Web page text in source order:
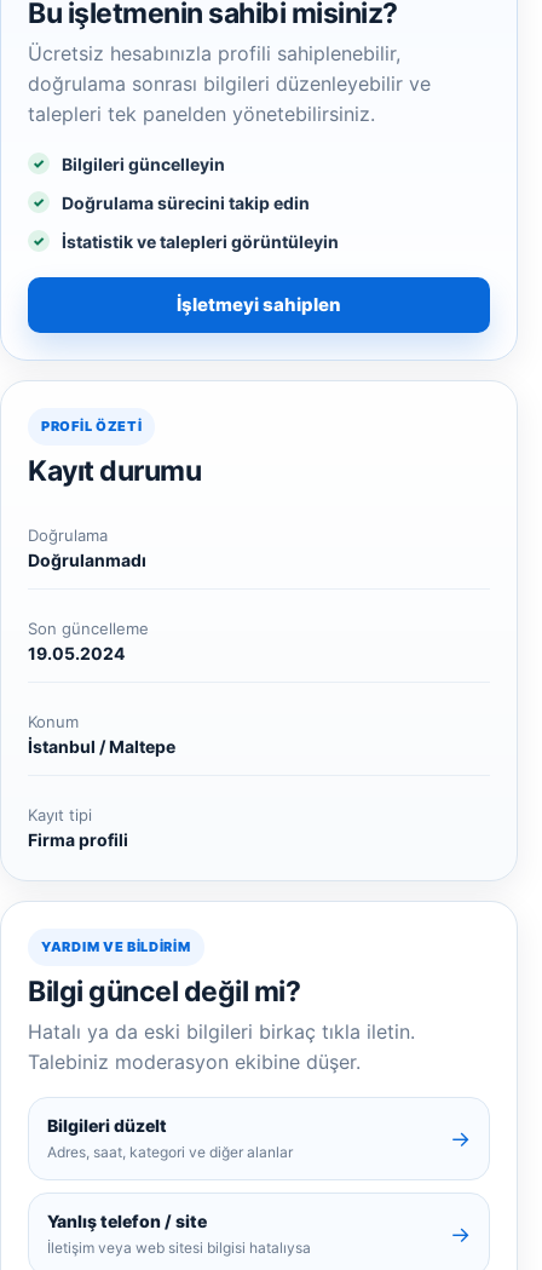
Bu işletmenin sahibi misiniz?
Ücretsiz hesabınızla profili sahiplenebilir,
doğrulama sonrası bilgileri düzenleyebilir ve
talepleri tek panelden yönetebilirsiniz.
Bilgileri güncelleyin
Doğrulama sürecini takip edin
İstatistik ve talepleri görüntüleyin
İşletmeyi sahiplen
PROFIL ÖZETI
Kayıt durumu
Doğrulama
Doğrulanmadı
Son güncelleme
19.05.2024
Konum
İstanbul / Maltepe
Kayıt tipi
Firma profili
YARDIM VE BILDIRIM
Bilgi güncel değil mi?
Hatalı ya da eski bilgileri birkaç tıkla iletin.
Talebiniz moderasyon ekibine düşer.
Bilgileri düzelt
Adres, saat, kategori ve diğer alanlar
→
Yanlış telefon / site
İletişim veya web sitesi bilgisi hatalıysa
→